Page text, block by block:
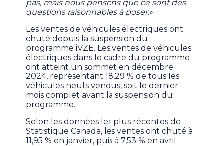
pas, mais nous pensons que ce sont des
questions raisonnables à poser.»
Les ventes de véhicules électriques ont
chuté depuis la suspension du
programme iVZE. Les ventes de véhicules
électriques dans le cadre du programme
ont atteint un sommet en décembre
2024, représentant 18,29 % de tous les
véhicules neufs vendus, soit le dernier
mois complet avant la suspension du
programme.
Selon les données les plus récentes de
Statistique Canada, les ventes ont chuté à
11,95 % en janvier, puis à 7,53 % en avril.